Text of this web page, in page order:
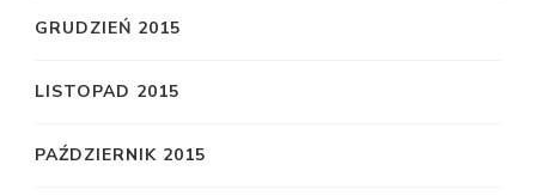
GRUDZIEŃ 2015
LISTOPAD 2015
PAŹDZIERNIK 2015